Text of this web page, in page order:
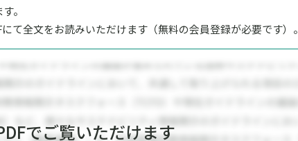
。
て全文をお読みいただけます（無料の会員登録が必要です）。
でご覧いただけます